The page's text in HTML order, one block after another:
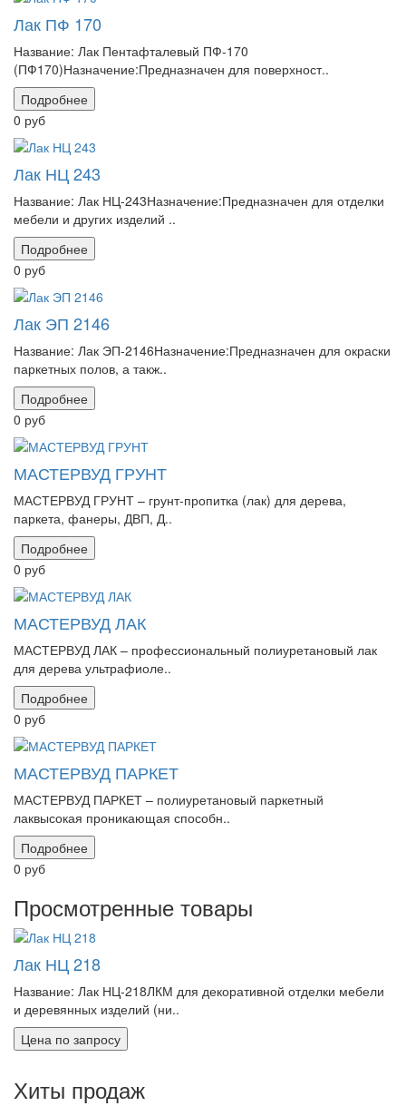
Лак ПФ 170
Название: Лак Пентафталевый ПФ-170
(ПФ170)Назначение:Предназначен для поверхност..
Подробнее
0 руб
Лак НЦ 243
Название: Лак НЦ-243Назначение:Предназначен для отделки
мебели и других изделий ..
Подробнее
0 руб
Лак ЭП 2146
Название: Лак ЭП-2146Назначение:Предназначен для окраски
паркетных полов, а такж..
Подробнее
0 руб
МАСТЕРВУД ГРУНТ
МАСТЕРВУД ГРУНТ – грунт-пропитка (лак) для дерева,
паркета, фанеры, ДВП, Д..
Подробнее
0 руб
МАСТЕРВУД ЛАК
МАСТЕРВУД ЛАК – профессиональный полиуретановый лак
для дерева ультрафиоле..
Подробнее
0 руб
МАСТЕРВУД ПАРКЕТ
МАСТЕРВУД ПАРКЕТ – полиуретановый паркетный
лаквысокая проникающая способн..
Подробнее
0 руб
Просмотренные товары
Лак НЦ 218
Название: Лак НЦ-218ЛКМ для декоративной отделки мебели
и деревянных изделий (ни..
Цена по запросу
Хиты продаж